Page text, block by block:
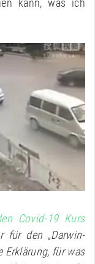
kann, was ich
Covid-19 Kurs
für den „Darwin-
Erklärung, für was